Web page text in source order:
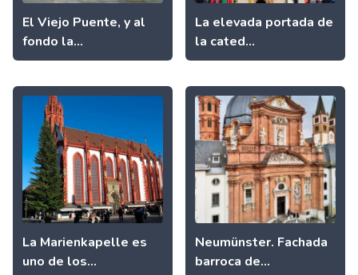
El Viejo Puente, y al
fondo la...
La elevada portada de
la cated...
La Marienkapelle es
uno de los...
Neumünster. Fachada
barroca de...